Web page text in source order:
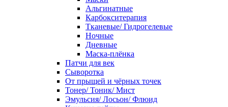
Альгинатные
Карбокситерапия
Тканевые/ Гидрогелевые
Ночные
Дневные
Маска-плёнка
Патчи для век
Сыворотка
От прыщей и чёрных точек
Тонер/ Тоник/ Мист
Эмульсия/ Лосьон/ Флюид